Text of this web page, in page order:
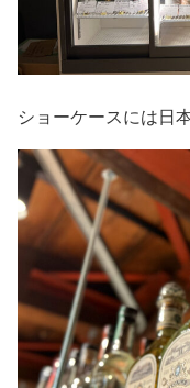
ショーケースには日